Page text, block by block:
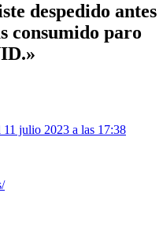
despedido antes
consumido paro
11 julio 2023 a las 17:38